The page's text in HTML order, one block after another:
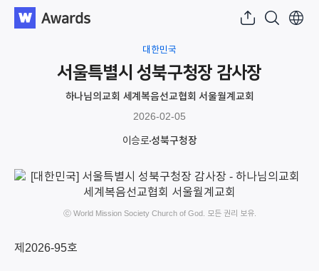
대한민국
서울특별시 성북구청장 감사장
하나님의교회 세계복음선교협회 서울월계교회
2026-02-05
이승로성북구청장
ⓒ World Mission Society Church of God. 모든 권리 보유.
제2026-95호